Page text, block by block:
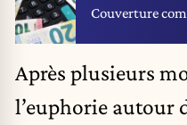
Couverture
Après plusieurs
l’euphorie autour